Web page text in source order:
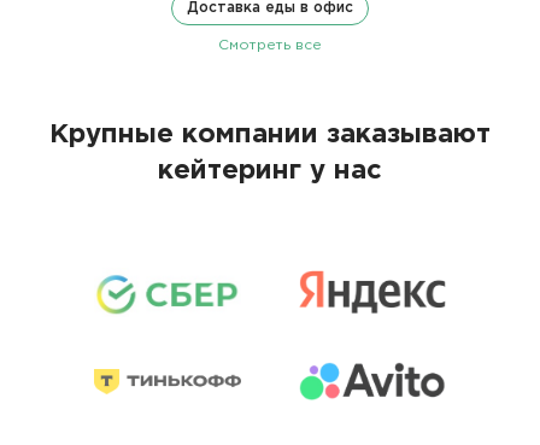
Доставка еды в офис
Смотреть все
Крупные компании заказывают
кейтеринг у нас